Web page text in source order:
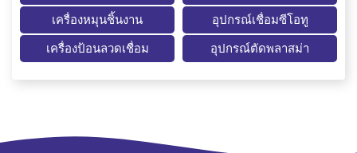
เครื่องหมุนชิ้นงาน
เครื่องป้อนลวดเชื่อม
อุปกรณ์เชื่อมซีโอทู
อุปกรณ์ตัดพลาสม่า